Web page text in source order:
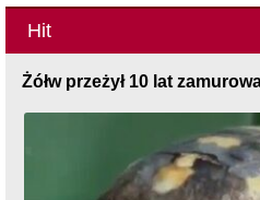
Hit
Żółw przeżył 10 lat